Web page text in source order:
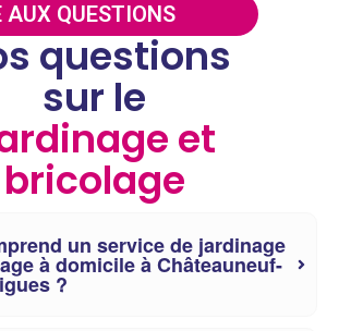
AUX QUESTIONS
questions
sur le
et
bricolage
un service de jardinage
à domicile à Châteauneuf-
?